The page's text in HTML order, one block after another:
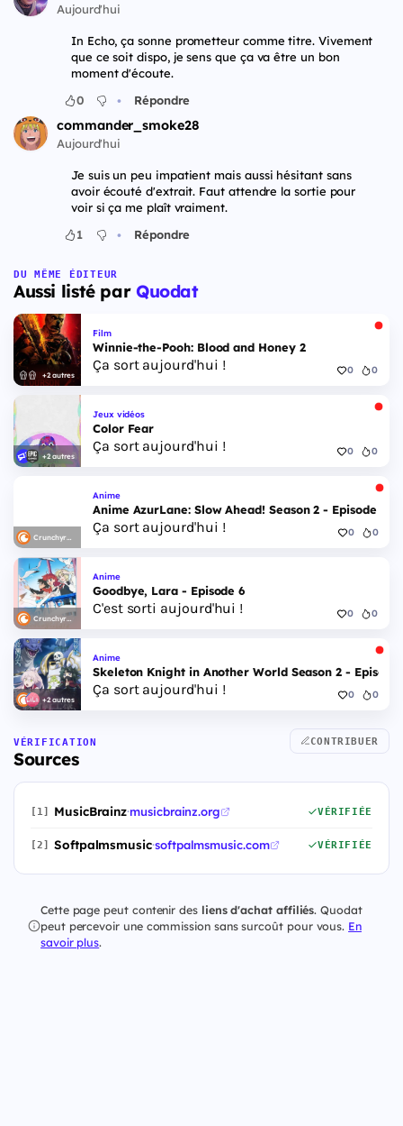
Aujourd'hui
In Echo, ça sonne prometteur comme titre. Vivement
que ce soit dispo, je sens que ça va être un bon
moment d'écoute.
0
• Répondre
commander_smoke28
Aujourd'hui
Je suis un peu impatient mais aussi hésitant sans
avoir écouté d'extrait. Faut attendre la sortie pour
voir si ça me plaît vraiment.
1
• Répondre
DU MÊME ÉDITEUR
Aussi listé par Quodat
+2 autres
Film
Winnie-the-Pooh: Blood and Honey 2
Ça sort aujourd'hui ! 0 0
+2 autres
Jeux vidéos
Color Fear
Ça sort aujourd'hui ! 0 0
Anime
Anime AzurLane: Slow Ahead! Season 2 - Episode 6
Ça sort aujourd'hui ! 0 0
Crunchyroll
Anime
Goodbye, Lara - Episode 6
C'est sorti aujourd'hui ! 0 0
+2 autres
Anime
Skeleton Knight in Another World Season 2 - Episode
Ça sort aujourd'hui ! 0 0
VÉRIFICATION
Sources
CONTRIBUER
[1] MusicBrainz·musicbrainz.org VÉRIFIÉE
[2] Softpalmsmusic·softpalmsmusic.com VÉRIFIÉE
Cette page peut contenir des liens d'achat affiliés. Quodat
peut percevoir une commission sans surcoût pour vous. En
savoir plus.